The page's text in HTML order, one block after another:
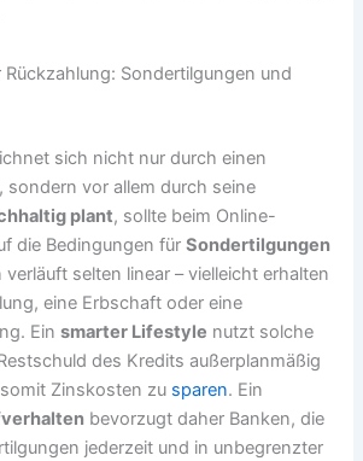
Rückzahlung: Sondertilgungen und
sich nicht nur durch einen
sondern vor allem durch seine
plant, sollte beim Online-
die Bedingungen fürSondertilgungen
selten linear – vielleicht erhalten
eine Erbschaft oder eine
Einsmarter Lifestyle nutzt solche
des Kredits außerplanmäßig
Zinskosten zu sparen. Ein
bevorzugt daher Banken, die
jederzeit und in unbegrenzter